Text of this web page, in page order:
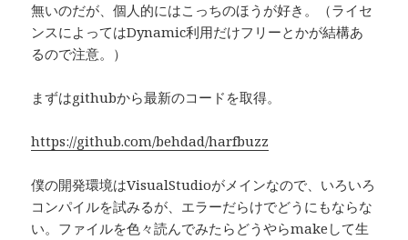
無いのだが、個人的にはこっちのほうが好き。（ライセ
ンスによってはDynamic利用だけフリーとかが結構あ
るので注意。）
まずはgithubから最新のコードを取得。
https://github.com/behdad/harfbuzz
僕の開発環境はVisualStudioがメインなので、いろいろ
コンパイルを試みるが、エラーだらけでどうにもならな
い。ファイルを色々読んでみたらどうやらmakeして生